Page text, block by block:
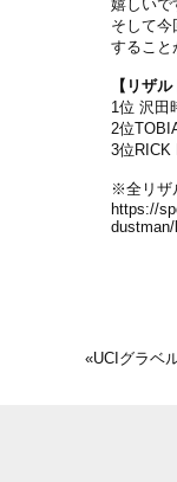
嬉しいで
そして今
すること
【リザ
1位 沢田
2位
3位
※全リザ
https://
«UCIグラベ